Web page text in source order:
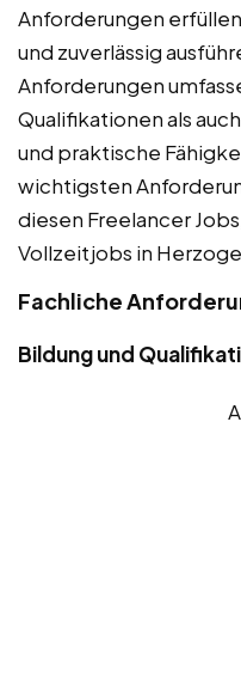
Anforderungen
und zuverlässig
Anforderungen
Qualifikationen als
und praktische
wichtigsten
diesen Freelancer
Vollzeitjobs in
Fachliche
Bildung und